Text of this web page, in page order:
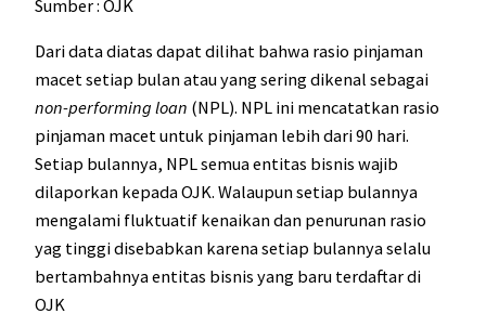
Sumber : OJK
Dari data diatas dapat dilihat bahwa rasio pinjaman
macet setiap bulan atau yang sering dikenal sebagai
non-performing loan (NPL). NPL ini mencatatkan rasio
pinjaman macet untuk pinjaman lebih dari 90 hari.
Setiap bulannya, NPL semua entitas bisnis wajib
dilaporkan kepada OJK. Walaupun setiap bulannya
mengalami fluktuatif kenaikan dan penurunan rasio
yag tinggi disebabkan karena setiap bulannya selalu
bertambahnya entitas bisnis yang baru terdaftar di
OJK